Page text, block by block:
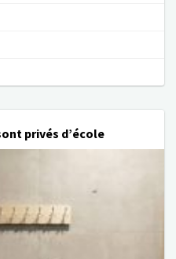
privés d’école